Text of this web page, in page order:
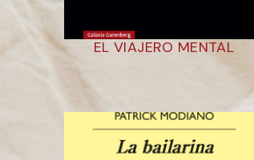
EL VIAJERO MENTAL